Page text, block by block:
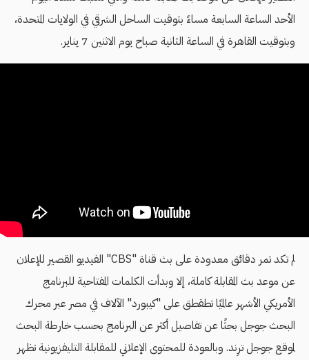
الأحد الساعة السابعة مساءً بتوقيت الساحل الشرقي في الولايات المتحدة،
وبتوقيت القاهرة في الساعة الثانية صباح يوم الاثنين 7 يناير.
لم تكد تمر دقائق معدودة على بث قناة "CBS" الفيديو القصير للإعلان
عن موعد بث المقابلة كاملة، إلا وبدأت الكلمات المفتاحية للبرنامج
الأمريكي الأشهر عالميًا تطقطق على "كيبورد" الآلاف في مصر عبر محرك
البحث جوجل بحثًا عن تفاصيل أكثر عن البرنامج بحسب خارطة البحث
لموقع جوجل ترِند. وبالعودة للمحتوى الإعلاني للمقابلة التليفزيونية تظهر